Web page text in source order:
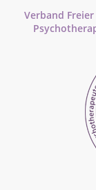
Verband